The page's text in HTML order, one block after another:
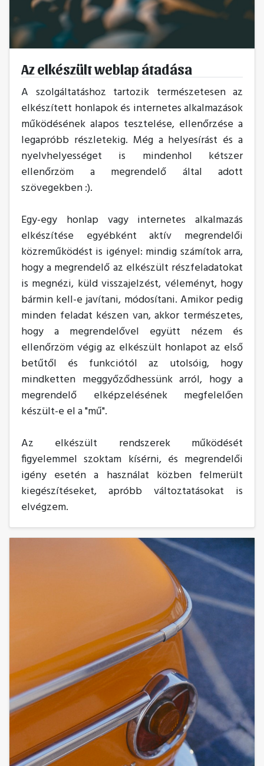
Az elkészült weblap átadása
A szolgáltatáshoz tartozik természetesen az
elkészített honlapok és internetes alkalmazások
működésének alapos tesztelése, ellenőrzése a
legapróbb részletekig. Még a helyesírást és a
nyelvhelyességet is mindenhol kétszer
ellenőrzöm a megrendelő által adott
szövegekben :).
Egy-egy honlap vagy internetes alkalmazás
elkészítése egyébként aktív megrendelői
közreműködést is igényel: mindig számítok arra,
hogy a megrendelő az elkészült részfeladatokat
is megnézi, küld visszajelzést, véleményt, hogy
bármin kell-e javítani, módosítani. Amikor pedig
minden feladat készen van, akkor természetes,
hogy a megrendelővel együtt nézem és
ellenőrzöm végig az elkészült honlapot az első
betűtől és funkciótól az utolsóig, hogy
mindketten meggyőződhessünk arról, hogy a
megrendelő elképzelésének megfelelően
készült-e el a "mű".
Az elkészült rendszerek működését
figyelemmel szoktam kísérni, és megrendelői
igény esetén a használat közben felmerült
kiegészítéseket, apróbb változtatásokat is
elvégzem.